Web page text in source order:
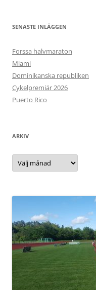
SENASTE INLÄGGEN
Forssa halvmaraton
Miami
Dominikanska republiken
Cykelpremiär 2026
Puerto Rico
ARKIV
Arkiv